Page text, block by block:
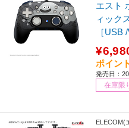
エスト
ィック
［USB
ポイン
発売日：
在庫限
ELECOM(